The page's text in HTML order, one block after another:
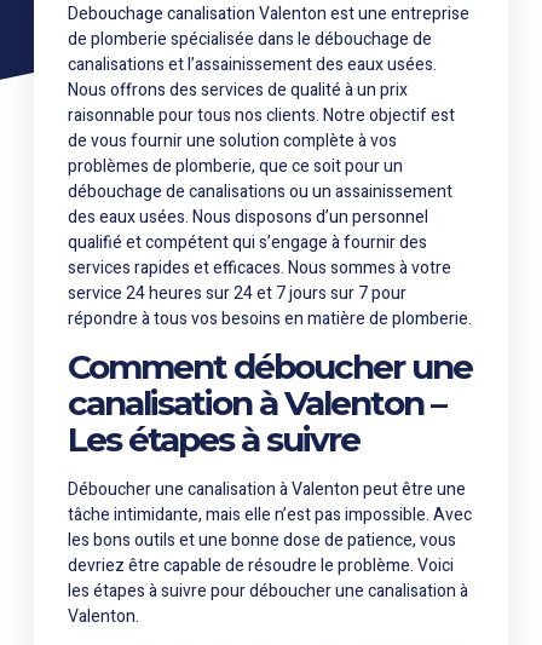
Debouchage canalisation Valenton est une entreprise
de plomberie spécialisée dans le débouchage de
canalisations et l’assainissement des eaux usées.
Nous offrons des services de qualité à un prix
raisonnable pour tous nos clients. Notre objectif est
de vous fournir une solution complète à vos
problèmes de plomberie, que ce soit pour un
débouchage de canalisations ou un assainissement
des eaux usées. Nous disposons d’un personnel
qualifié et compétent qui s’engage à fournir des
services rapides et efficaces. Nous sommes à votre
service 24 heures sur 24 et 7 jours sur 7 pour
répondre à tous vos besoins en matière de plomberie.
Comment déboucher une
canalisation à Valenton –
Les étapes à suivre
Déboucher une canalisation à Valenton peut être une
tâche intimidante, mais elle n’est pas impossible. Avec
les bons outils et une bonne dose de patience, vous
devriez être capable de résoudre le problème. Voici
les étapes à suivre pour déboucher une canalisation à
Valenton.